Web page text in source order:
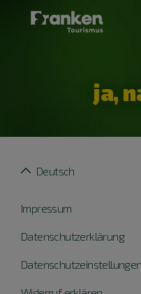
ja,
Impressum
Datenschutzerklärung
Datenschutzeinstellungen
Deutsch